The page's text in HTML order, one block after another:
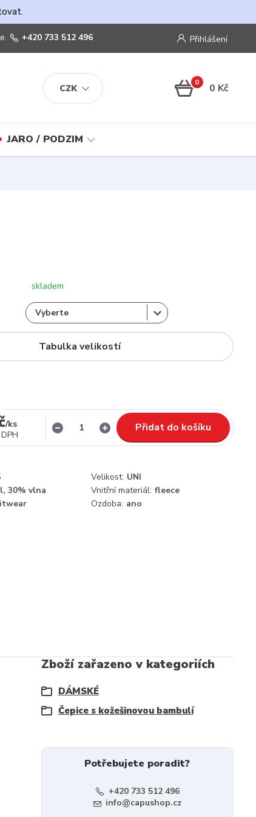
CZK
Přihlášení
+420 733 512 496
0 0 Kč
JARO / PODZIM
skladem
Tabulka velikostí
/ks
Přidat do košíku
Velikost: UNI
30% vlna Vnitřní materiál: fleece
Ozdoba: ano
Zboží zařazeno v kategoriích
DÁMSKÉ
Čepice s kožešinovou bambulí
Potřebujete poradit?
+420 733 512 496
info@capushop.cz